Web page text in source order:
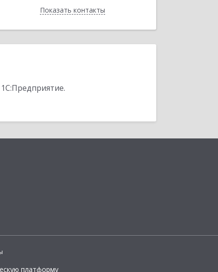
Показать контакты
Назад
платформу